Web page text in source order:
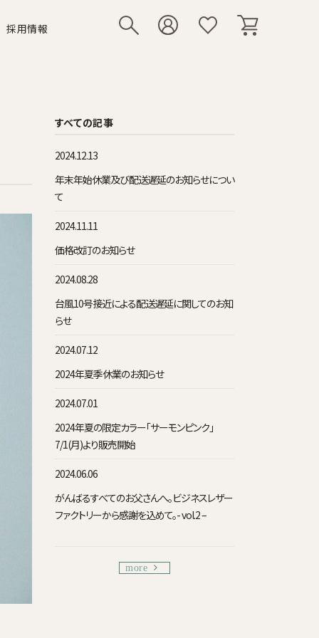
採用情報
すべての記事
2024.12.13
年末年始休業及び配送遅延のお知らせについ
て
2024.11.11
価格改訂のお知らせ
2024.08.28
台風10号接近による配送遅延に関してのお知
らせ
2024.07.12
2024年夏季休業のお知らせ
2024.07.01
2024年夏の限定カラー「サーモンピンク」
7/1(月)より販売開始
2024.06.06
がんばるすべてのお父さんへ。ビジネスレザー
ファクトリーから感謝を込めて。- vol.2 –
more